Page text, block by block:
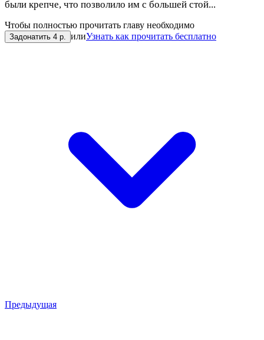
были крепче, что позволило им с большей стой...
Чтобы полностью прочитать главу необходимо
Задонатить 4 р. илиУзнать как прочитать бесплатно
Предыдущая